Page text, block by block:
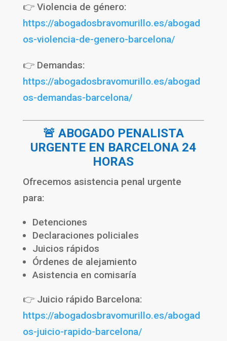
👉 Violencia de género:
https://abogadosbravomurillo.es/abogad
os-violencia-de-genero-barcelona/
👉 Demandas:
https://abogadosbravomurillo.es/abogad
os-demandas-barcelona/
🚨 ABOGADO PENALISTA
URGENTE EN BARCELONA 24
HORAS
Ofrecemos asistencia penal urgente
para:
Detenciones
Declaraciones policiales
Juicios rápidos
Órdenes de alejamiento
Asistencia en comisaría
👉 Juicio rápido Barcelona:
https://abogadosbravomurillo.es/abogad
os-juicio-rapido-barcelona/